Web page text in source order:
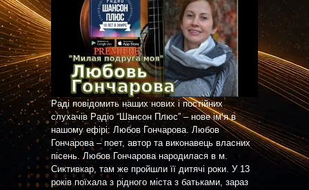
Раді повідомить наших нових і постійних
слухачів Радіо “Шансон Плюс” – нове ім’я в
нашому ефірі: Любов Гончарова. Любов
Гончарова – поет, автор та виконавець власних
пісень. Любов Гончарова народилася в м.
Сиктивкар, там же пройшли її дитячі роки. У 13
років поїхала з рідного міста з батьками, зараз